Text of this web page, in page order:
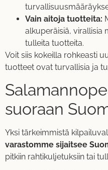
Vain aitoja tuotteita:
alkuperäisiä, virallisia
tulleita tuotteita.
Voit siis kokeilla rohkeasti
tuotteet ovat turvallisia ja
suoraan
Yksi tärkeimmistä
varastomme sijaitsee
pitkiin rahtikuljetuksiin tai